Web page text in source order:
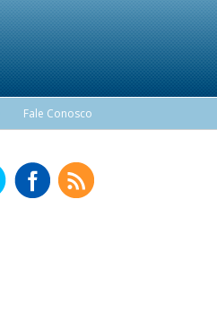
Fale Conosco